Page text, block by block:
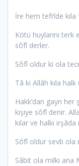
İre hem tefrîde kıla
Kötü huylarını terk
sôfî derler.
Sôfî oldur ki ola
Tâ ki Allâh kıla
Hakk’dan gayrı her
kişiye sôfî denir.
kılar ve halkı
Sôfî oldur sevb ola
Sâbit ola milki ana